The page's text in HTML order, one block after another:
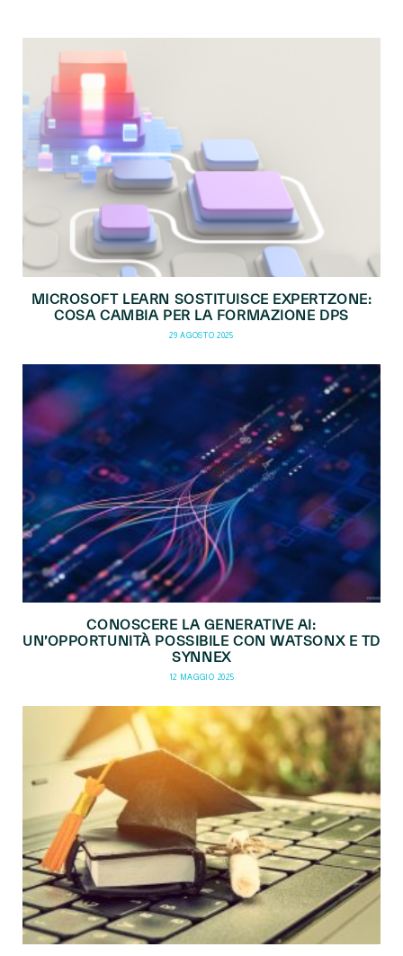
MICROSOFT LEARN SOSTITUISCE EXPERTZONE:
COSA CAMBIA PER LA FORMAZIONE DPS
29 AGOSTO 2025
CONOSCERE LA GENERATIVE AI:
UN’OPPORTUNITÀ POSSIBILE CON WATSONX E TD
SYNNEX
12 MAGGIO 2025